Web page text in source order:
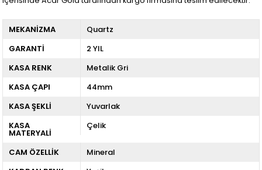
MEKANİZMA
Quartz
GARANTİ
2 YIL
KASA RENK
Metalik Gri
KASA ÇAPI
44mm
KASA ŞEKLİ
Yuvarlak
KASA
MATERYALİ
Çelik
CAM ÖZELLİK
Mineral